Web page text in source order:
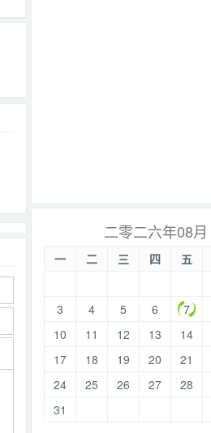
二零二六年08月
一 二 三 四 五
3
4 5 6 7
10
11 12 13 14
17
18 19 20 21
24
25 26 27 28
31